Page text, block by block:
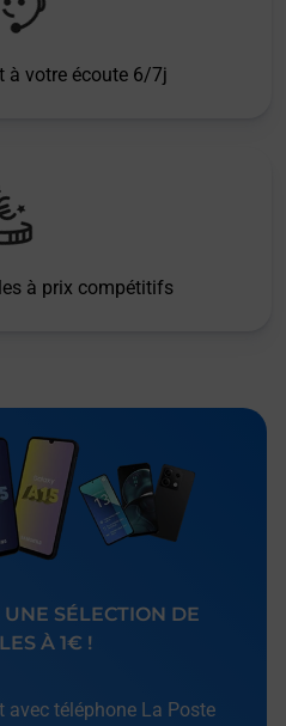
à votre écoute 6/7j
à prix compétitifs
UNE SÉLECTION DE
À 1€ !
avec téléphone La Poste